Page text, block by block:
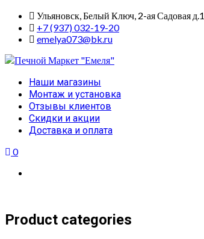
Skip
content
Ульяновск, Белый Ключ, 2-ая Садовая д.1
+7 (937) 032-19-20
emelya073@bk.ru
Primary
Menu
Наши магазины
Монтаж и установка
Отзывы клиентов
Скидки и акции
Доставка и оплата
0
Product categories